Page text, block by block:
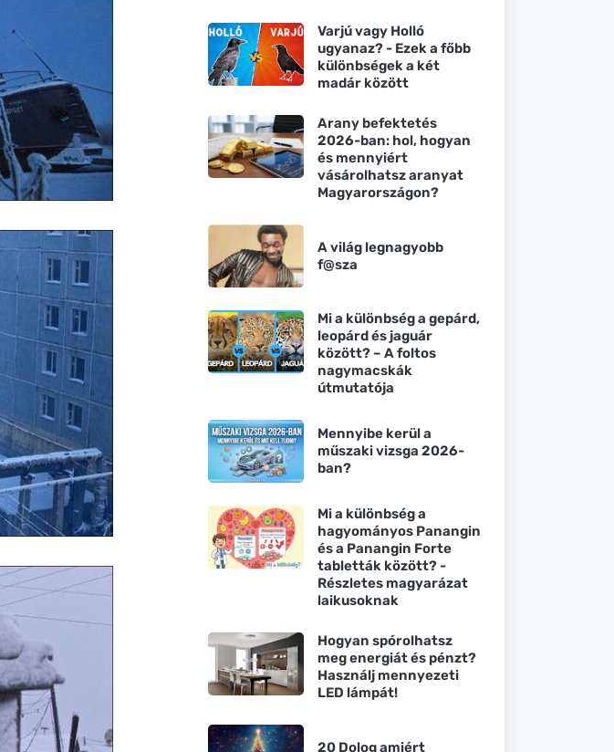
Varjú vagy Holló
ugyanaz? - Ezek a főbb
különbségek a két
madár között
Arany befektetés
2026-ban: hol, hogyan
és mennyiért
vásárolhatsz aranyat
Magyarországon?
A világ legnagyobb
f@sza
Mi a különbség a gepárd,
leopárd és jaguár
között? – A foltos
nagymacskák
útmutatója
Mennyibe kerül a
műszaki vizsga 2026-
ban?
Mi a különbség a
hagyományos Panangin
és a Panangin Forte
tabletták között? -
Részletes magyarázat
laikusoknak
Hogyan spórolhatsz
meg energiát és pénzt?
Használj mennyezeti
LED lámpát!
20 Dolog amiért